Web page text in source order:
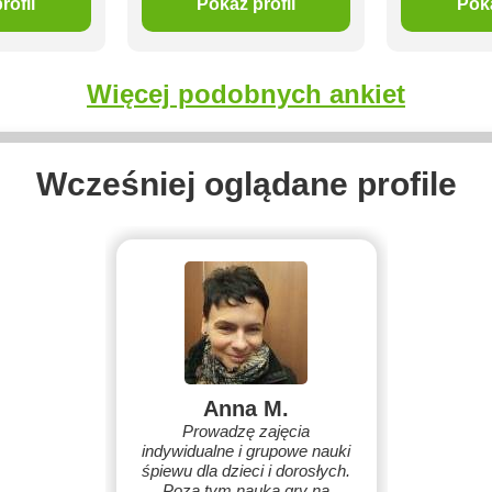
Pokaż profil
Więcej podobnych ankiet
Wcześniej oglądane profile
Anna M.
Prowadzę zajęcia
indywidualne i grupowe nauki
śpiewu dla dzieci i dorosłych.